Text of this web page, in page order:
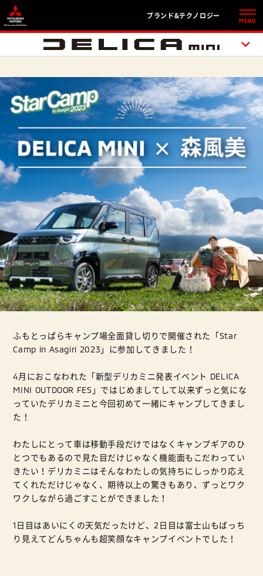
ブランド&テクノロジー
ふもとっぱらキャンプ場全面貸し切りで開催された「Star
Camp in Asagiri 2023」に参加してきました！
4月におこなわれた「新型デリカミニ発表イベント DELICA
MINI OUTDOOR FES」ではじめましてして以来ずっと気にな
っていたデリカミニと今回初めて一緒にキャンプしてきまし
た！
わたしにとって車は移動手段だけではなくキャンプギアのひ
とつでもあるので見た目だけじゃなく機能面もこだわってい
きたい！デリカミニはそんなわたしの気持ちにしっかり応え
てくれただけじゃなく、期待以上の驚きもあり、ずっとワク
ワクしながら過ごすことができました！
1日目はあいにくの天気だったけど、2日目は富士山もばっち
り見えてどんちゃんも超笑顔なキャンプイベントでした！